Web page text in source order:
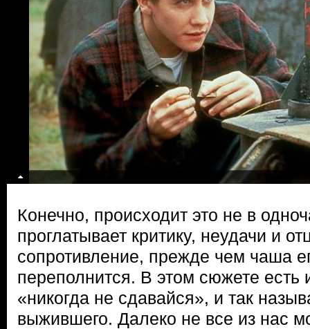
Конечно, происходит это не в
проглатывает критику, неудачи и
сопротивление, прежде чем чаша
переполнится. В этом сюжете есть
«никогда не сдавайся», и так
выжившего. Далеко не все из нас